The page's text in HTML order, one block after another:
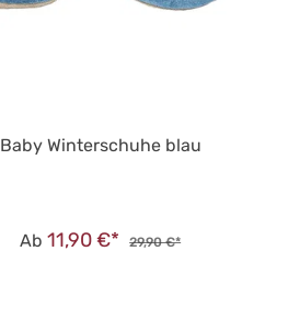
Baby Winterschuhe blau
Ab11,90 €* 29,90 €*